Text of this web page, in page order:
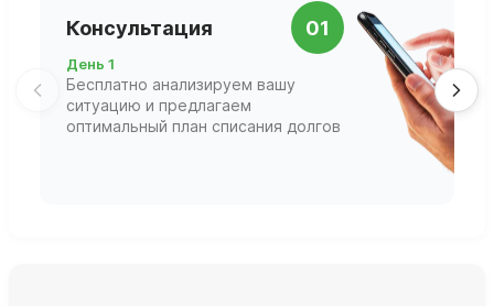
Консультация 01
День 1
Бесплатно анализируем вашу
ситуацию и предлагаем
оптимальный план списания долгов